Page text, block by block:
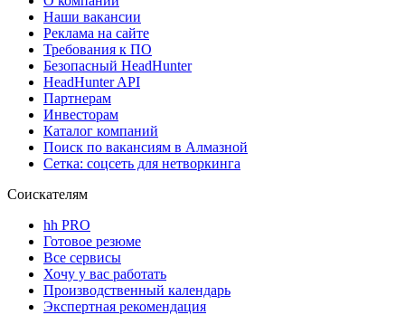
Наши вакансии
Реклама на сайте
Требования к ПО
Безопасный HeadHunter
HeadHunter API
Партнерам
Инвесторам
Каталог компаний
Поиск по вакансиям в Алмазной
Сетка: соцсеть для нетворкинга
Соискателям
hh PRO
Готовое резюме
Все сервисы
Хочу у вас работать
Производственный календарь
Экспертная рекомендация